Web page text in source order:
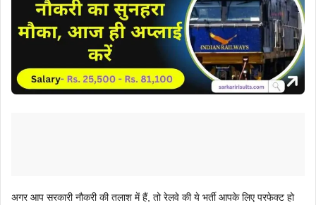
अगर आप सरकारी नौकरी की तलाश में हैं, तो रेलवे की ये भर्ती आपके लिए परफेक्ट हो